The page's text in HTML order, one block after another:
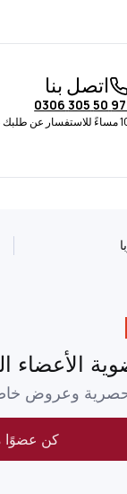
اتصل بنا
الأعضاء
وعروض
كن عضوًا